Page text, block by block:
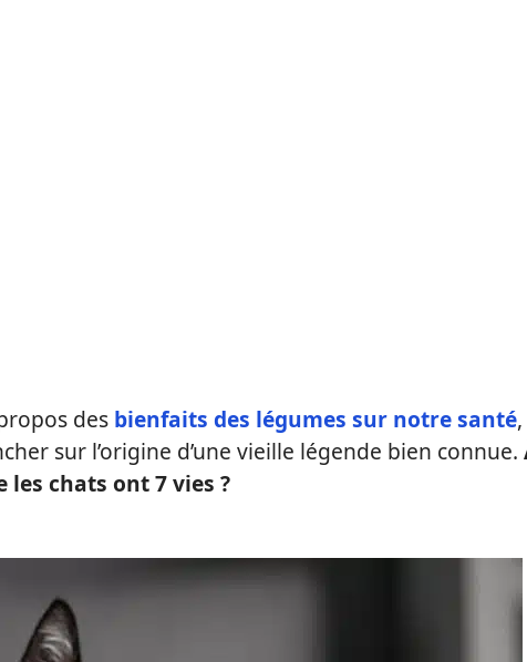
des bienfaits des légumes sur notre santé,
sur l’origine d’une vieille légende bien connue.
chats ont 7 vies ?